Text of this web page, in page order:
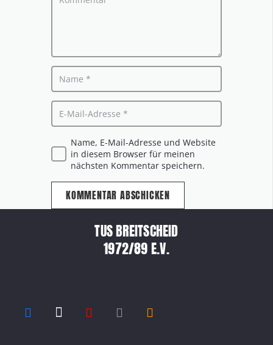
Name, E-Mail-Adresse und Website
in diesem Browser für meinen
nächsten Kommentar speichern.
KOMMENTAR ABSCHICKEN
TUS BREITSCHEID
1972/89 E.V.